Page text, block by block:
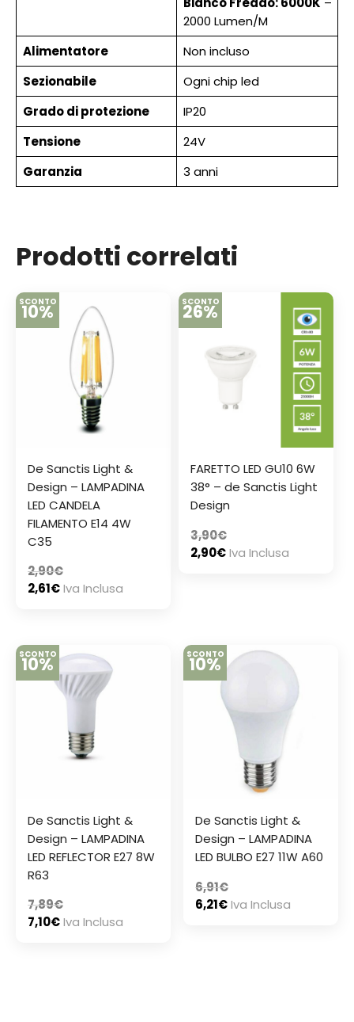
2000 Lumen/M
Alimentatore
Non incluso
Sezionabile
Ogni chip led
Grado di protezione
IP20
Tensione
24V
Garanzia
3 anni
Prodotti correlati
SCONTO
10%
De Sanctis Light &
Design – LAMPADINA
LED CANDELA
FILAMENTO E14 4W
C35
2,90€
2,61€Iva Inclusa
SCONTO
26%
FARETTO LED GU10 6W
38° – de Sanctis Light
Design
3,90€
2,90€Iva Inclusa
SCONTO
10%
De Sanctis Light &
Design – LAMPADINA
LED REFLECTOR E27 8W
R63
7,89€
7,10€Iva Inclusa
SCONTO
10%
De Sanctis Light &
Design – LAMPADINA
LED BULBO E27 11W A60
6,91€
6,21€Iva Inclusa